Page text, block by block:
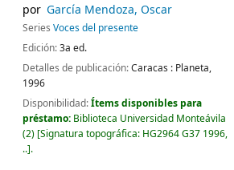
por García Mendoza, Oscar
Series Voces del presente
Edición:3a ed.
Detalles de publicación:Caracas : Planeta,
1996
Disponibilidad:Ítems disponibles para
préstamo: Biblioteca Universidad Monteávila
(2) Signatura topográfica: HG2964 G37 1996,
.. .